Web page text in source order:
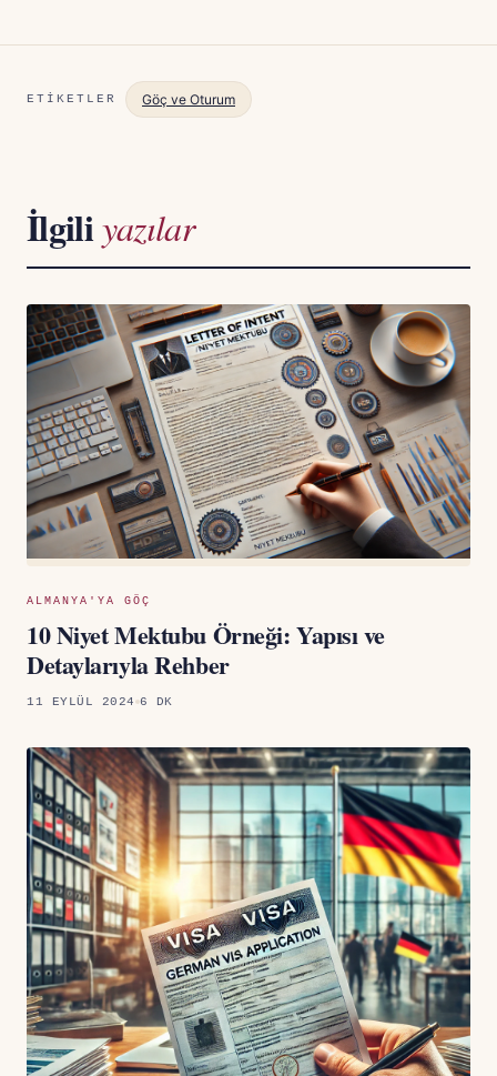
ETIKETLER Göç ve Oturum
İlgiliyazılar
ALMANYA'YA GÖÇ
10 Niyet Mektubu Örneği: Yapısı ve
Detaylarıyla Rehber
11 EYLÜL 2024 6 DK